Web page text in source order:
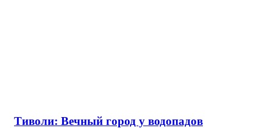
Тиволи: Вечный город у водопадов